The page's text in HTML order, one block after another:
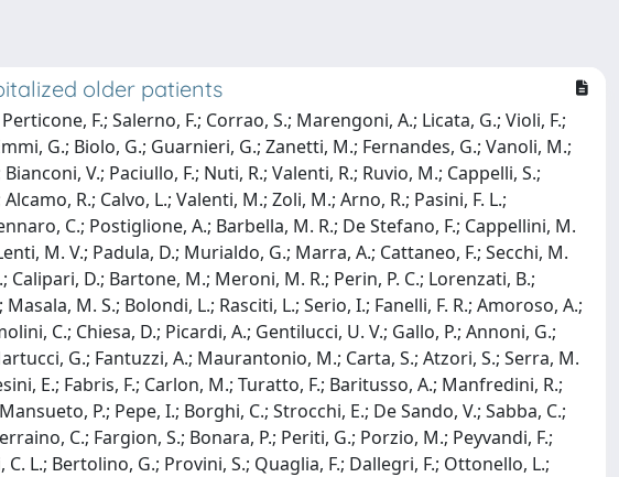
older patients
F.; Salerno, F.; Corrao, S.; Marengoni, A.; Licata, G.; Violi, F.;
G.; Biolo, G.; Guarnieri, G.; Zanetti, M.; Fernandes, G.; Vanoli, M.;
V.; Paciullo, F.; Nuti, R.; Valenti, R.; Ruvio, M.; Cappelli, S.;
R.; Calvo, L.; Valenti, M.; Zoli, M.; Arno, R.; Pasini, F. L.;
C.; Postiglione, A.; Barbella, M. R.; De Stefano, F.; Cappellini, M.
M. V.; Padula, D.; Murialdo, G.; Marra, A.; Cattaneo, F.; Secchi, M.
D.; Bartone, M.; Meroni, M. R.; Perin, P. C.; Lorenzati, B.;
M. S.; Bolondi, L.; Rasciti, L.; Serio, I.; Fanelli, F. R.; Amoroso, A.;
C.; Chiesa, D.; Picardi, A.; Gentilucci, U. V.; Gallo, P.; Annoni, G.;
G.; Fantuzzi, A.; Maurantonio, M.; Carta, S.; Atzori, S.; Serra, M.
E.; Fabris, F.; Carlon, M.; Turatto, F.; Baritusso, A.; Manfredini, R.;
P.; Pepe, I.; Borghi, C.; Strocchi, E.; De Sando, V.; Sabba, C.;
C.; Fargion, S.; Bonara, P.; Periti, G.; Porzio, M.; Peyvandi, F.;
L.; Bertolino, G.; Provini, S.; Quaglia, F.; Dallegri, F.; Ottonello, L.;